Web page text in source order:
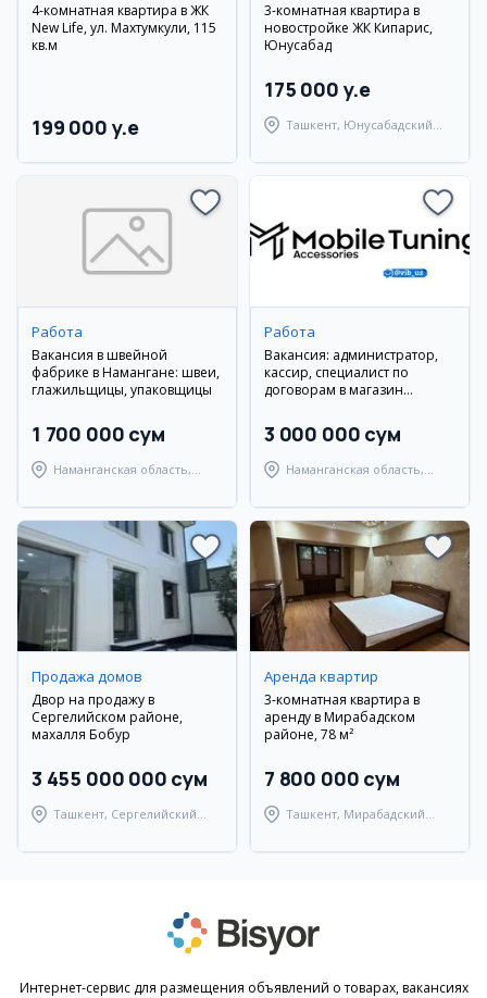
4-комнатная квартира в ЖК
New Life, ул. Махтумкули, 115
кв.м
199 000 y.e
3-комнатная квартира в
новостройке ЖК Кипарис,
Юнусабад
175 000 y.e
Ташкент, Юнусабадский
Работа
Вакансия в швейной
фабрике в Намангане: швеи,
глажильщицы, упаковщицы
1 700 000 сум
Наманганская область,
Работа
Вакансия: администратор,
кассир, специалист по
договорам в магазин
3 000 000 сум
Наманганская область,
Продажа домов
Двор на продажу в
Сергелийском районе,
махалля Бобур
3 455 000 000 сум
Ташкент, Сергелийский
Аренда квартир
3-комнатная квартира в
аренду в Мирабадском
районе, 78 м²
7 800 000 сум
Ташкент, Мирабадский
Интернет-сервис для размещения объявлений о товарах, вакансиях